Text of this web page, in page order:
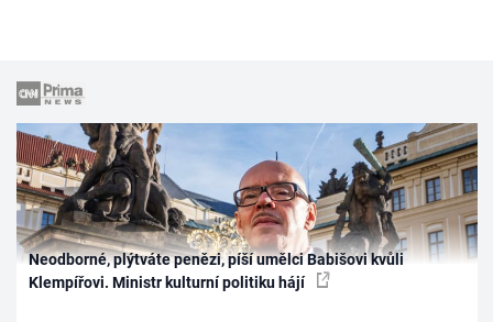
Neodborné, plýtváte penězi, píší umělci Babišovi kvůli
Klempířovi. Ministr kulturní politiku hájí